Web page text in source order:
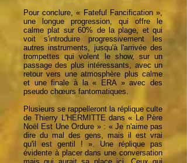
Pour conclure, « Fateful Fancification »,
une longue progression, qui offre le
calme plat sur 60% de la plage, et qui
voit s'introduire progressivement les
autres instruments, jusqu'à l'arrivée des
trompettes qui volent le show, sur un
passage des plus intéressants, avec un
retour vers une atmosphère plus calme
et une finale à la « ERA » avec des
pseudo chœurs fantomatiques.
Plusieurs se rappelleront la réplique culte
de Thierry L'HERMITTE dans « Le Père
Noël Est Une Ordure » : « Je n'aime pas
dire du mal des gens, mais il est vrai
qu'il est gentil ! ». Une réplique pas
évidente à placer dans une conversation